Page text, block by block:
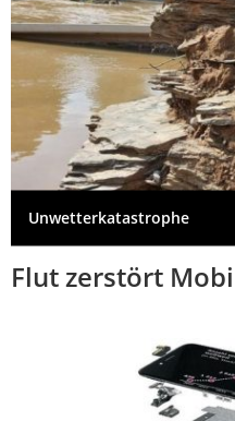
Unwetterkatastrophe
Flut zerstört